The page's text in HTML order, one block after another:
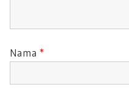
Nama *